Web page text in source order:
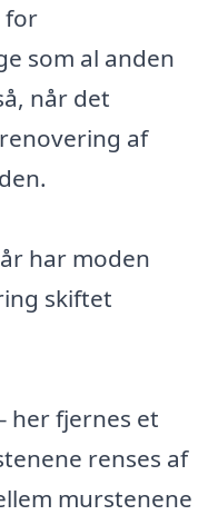
for
som al anden
når det
af
har moden
skiftet
her fjernes et
renses af
murstenene